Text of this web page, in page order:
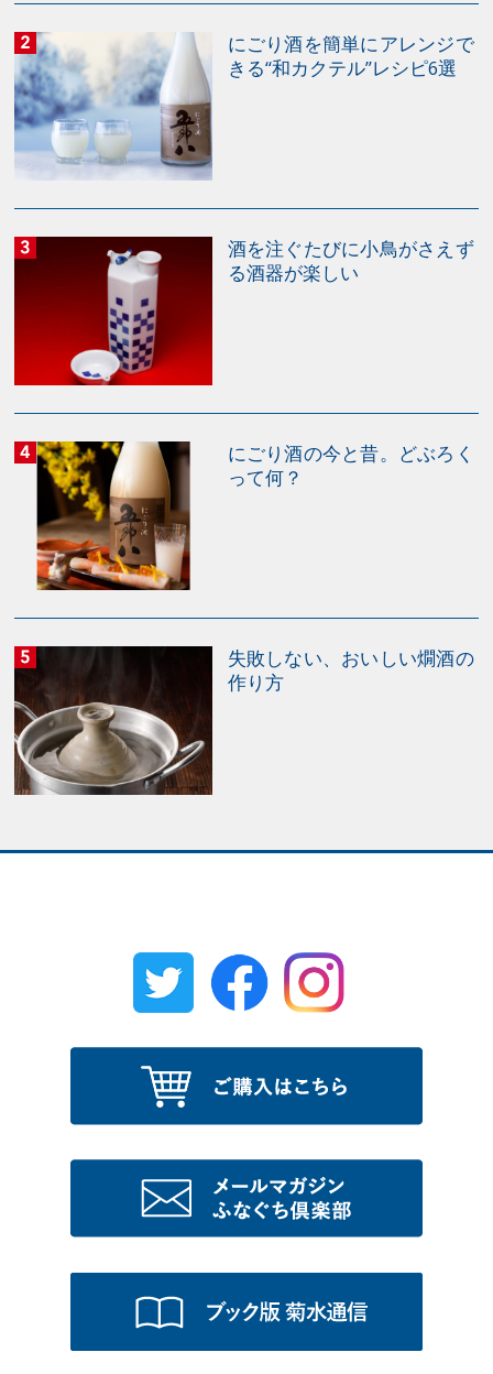
すすめです。 熱燗として測定したのは、徳利を触ると
アチッと感じるほどの60℃。コク、うまみ、ボディ感に
さらに膨らみが出ます。すき焼き、モツ煮、豚肉のスペ
アリブなど、こっくりと濃い味付けの料理との相性がよ
くなります。 温度によって味や香りが変わる「燗
力：味香り戦略研究所 『菊水の純米酒』商品情報 菊水
の純米酒 720ml数量： カートに入れる 「料理とのペア
リング」についてはこちらでも紹介しています。 ブック
版 菊水通信vol.5
にごり酒を簡単にアレンジで
きる“和カクテル”レシピ6選
酒を注ぐたびに小鳥がさえず
る酒器が楽しい
にごり酒の今と昔。どぶろく
って何？
失敗しない、おいしい燗酒の
作り方